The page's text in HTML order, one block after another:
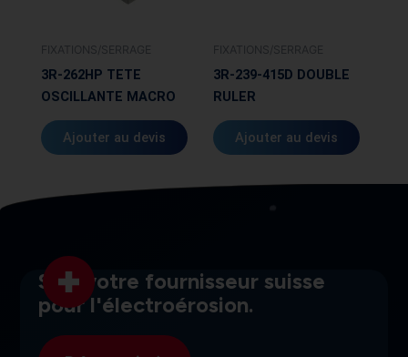
FIXATIONS/SERRAGE
3R-262HP TETE
OSCILLANTE MACRO
Ajouter au devis
FIXATIONS/SERRAGE
3R-239-415D DOUBLE
RULER
Ajouter au devis
SGI, votre fournisseur suisse
pour l'électroérosion.